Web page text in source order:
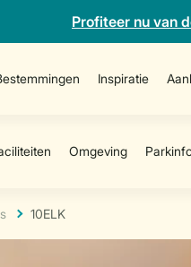
Profiteer nu van
Inspiratie
10ELK